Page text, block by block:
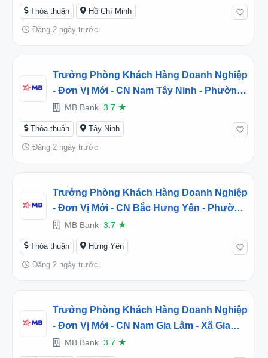
Thỏa thuận Hồ Chí Minh
Đăng 2 ngày trước
Trưởng Phòng Khách Hàng Doanh Nghiệp
- Đơn Vị Mới - CN Nam Tây Ninh - Phường
Trảng Bàng, Tây Ninh (2026TD453233)
MB Bank 3.7 ★
Thỏa thuận Tây Ninh
Đăng 2 ngày trước
Trưởng Phòng Khách Hàng Doanh Nghiệp
- Đơn Vị Mới - CN Bắc Hưng Yên - Phường
Mỹ Hào, Hưng Yên (2026TD453231)
MB Bank 3.7 ★
Thỏa thuận Hưng Yên
Đăng 2 ngày trước
Trưởng Phòng Khách Hàng Doanh Nghiệp
- Đơn Vị Mới - CN Nam Gia Lâm - Xã Gia
Lâm, Hà Nội (2026TD453240)
MB Bank 3.7 ★